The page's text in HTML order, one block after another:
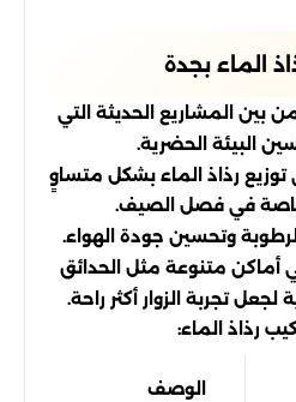
الماء بجدة
بين المشاريع الحديثة التي
البيئة الحضرية.
رذاذ الماء بشكل متساوٍ
خاصة في فصل الصيف.
وتحسين جودة الهواء.
أماكن متنوعة مثل الحدائق
لجعل تجربة الزوار أكثر راحة.
رذاذ الماء:
الوصف